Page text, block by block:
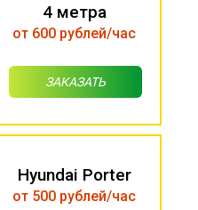
4 метра
от 600 рублей/час
ЗАКАЗАТЬ
Hyundai Porter
от 500 рублей/час